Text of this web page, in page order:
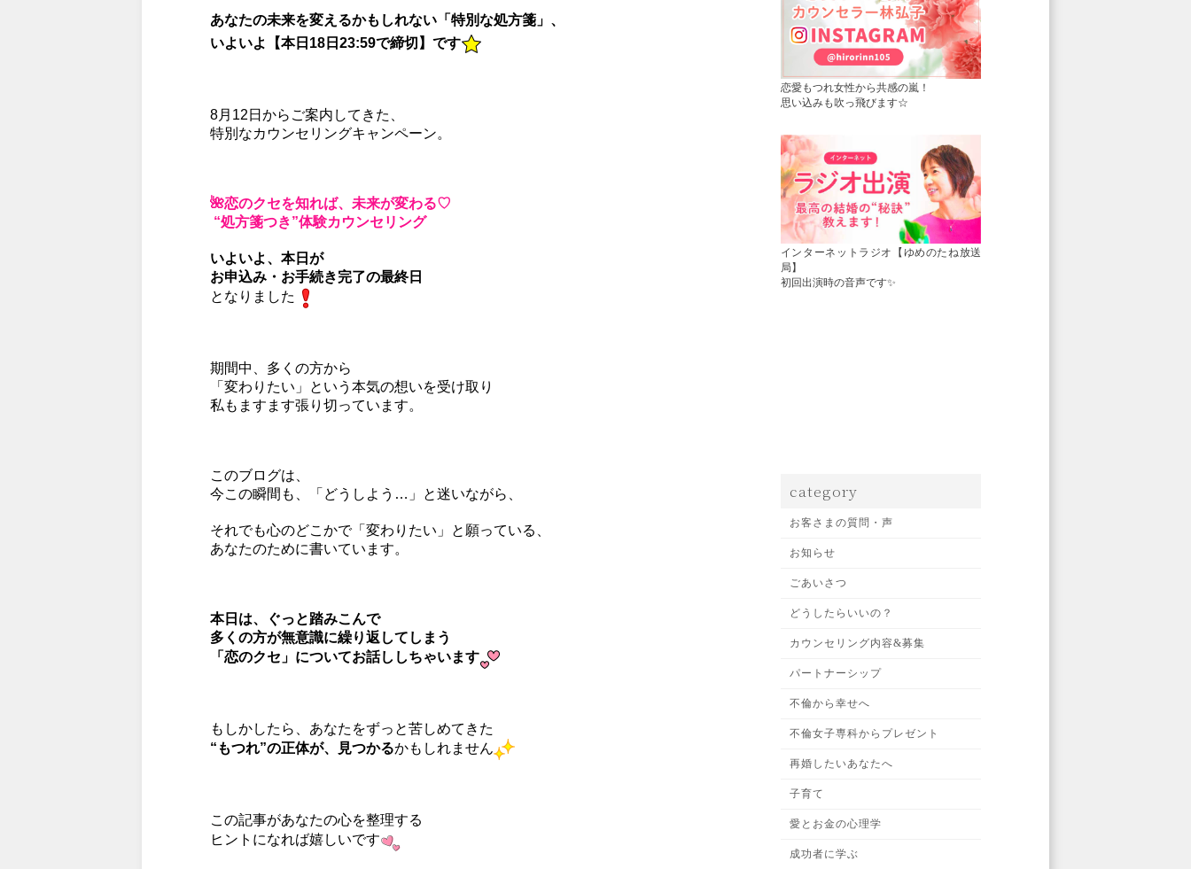
あなたの未来を変えるかもしれない「特別な処方箋」、
いよいよ【本日18日23:59で締切】です
8月12日からご案内してきた、
特別なカウンセリングキャンペーン。
🌺恋のクセを知れば、未来が変わる♡
“処方箋つき”体験カウンセリング
いよいよ、 本日が
お申込み・お手続き完了の最終日
となりました
期間中、多くの方から
「変わりたい」という本気の想いを受け取り
私もますます張り切っています。
このブログは、
今この瞬間も、「どうしよう…」と迷いながら、
それでも心のどこかで「変わりたい」と願っている、
あなたのために書いています。
本日は、ぐっと踏みこんで
多くの方が無意識に繰り返してしまう
「恋のクセ」についてお話ししちゃいます
もしかしたら、あなたをずっと苦しめてきた
“もつれ”の正体が、見つかるかもしれません
この記事があなたの心を整理する
ヒントになれば嬉しいです
恋愛もつれ女性から共感の嵐！
思い込みも吹っ飛びます☆
インターネットラジオ【ゆめのたね放送
局】
初回出演時の音声です✨
category
お客さまの質問・声
お知らせ
ごあいさつ
どうしたらいいの？
カウンセリング内容&募集
パートナーシップ
不倫から幸せへ
不倫女子専科からプレゼント
再婚したいあなたへ
子育て
愛とお金の心理学
成功者に学ぶ